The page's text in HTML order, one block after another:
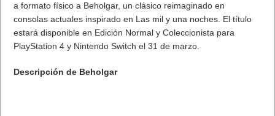
a formato físico a Beholgar, un clásico reimaginado en
consolas actuales inspirado en Las mil y una noches. El título
estará disponible en Edición Normal y Coleccionista para
PlayStation 4 y Nintendo Switch el 31 de marzo.
Descripción de Beholgar